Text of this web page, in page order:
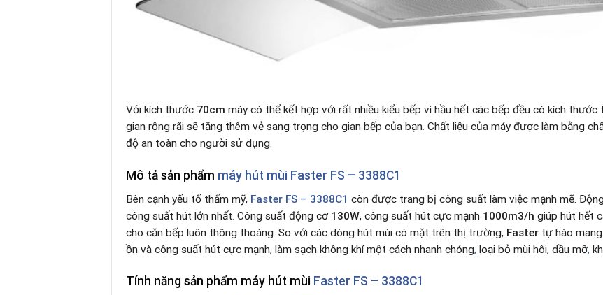
Với kích thước 70cm máy có thể kết hợp với rất nhiều kiểu bếp vì hầu hết các bếp đều có kích
gian rộng rãi sẽ tăng thêm vẻ sang trọng cho gian bếp của bạn. Chất liệu của máy được làm bằng
độ an toàn cho người sử dụng.
Mô tả sản phẩm máy hút mùi Faster FS – 3388C1
Bên cạnh yếu tố thẩm mỹ, Faster FS – 3388C1 còn được trang bị công suất làm việc mạnh mẽ.
công suất hút lớn nhất. Công suất động cơ 130W, công suất hút cực mạnh 1000m3/h giúp hút hết
cho căn bếp luôn thông thoáng. So với các dòng hút mùi có mặt trên thị trường, Faster tự hào
ồn và công suất hút cực mạnh, làm sạch không khí một cách nhanh chóng, loại bỏ mùi hôi, dầu mỡ,
Tính năng sản phẩm máy hút mùi Faster FS – 3388C1